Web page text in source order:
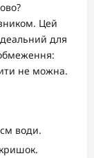
Цей
для
не можна.
води.